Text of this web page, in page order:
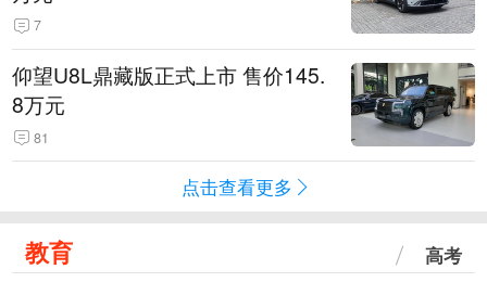
7
仰望U8L鼎藏版正式上市 售价145.
8万元
81
点击查看更多
教育 高考